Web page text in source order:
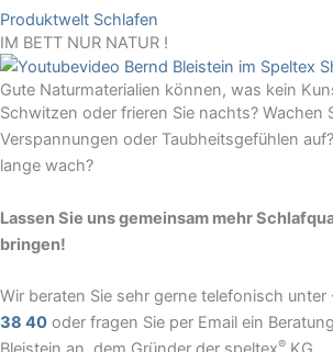
Produktwelt Schlafen
IM BETT NUR NATUR !
Gute Naturmaterialien können, was kein
Schwitzen oder frieren Sie nachts? Wachen
Verspannungen oder Taubheitsgefühlen
lange wach?
Lassen Sie uns gemeinsam mehr
bringen!
Wir beraten Sie sehr gerne telefonisch unter
38 40 oder fragen Sie per Email ein
®